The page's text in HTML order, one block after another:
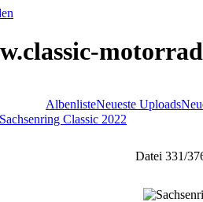
AlbenlisteNeueste Uploads
Sachsenring Classic 2022
Datei 331/